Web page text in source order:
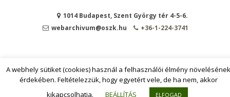
1014 Budapest, Szent György tér 4-5-6.
webarchivum@oszk.hu
+36-1-224-3741
A webhely sütiket (cookies) használ a felhasználói élmény növelésének
érdekében. Feltételezzük, hogy egyetért vele, de ha nem, akkor
kikapcsolhatja.
BEÁLLÍTÁS ELFOGAD